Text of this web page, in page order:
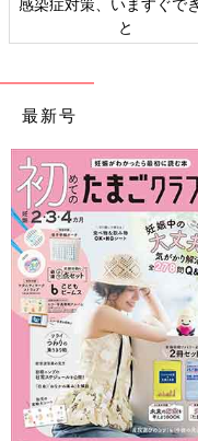
最新号